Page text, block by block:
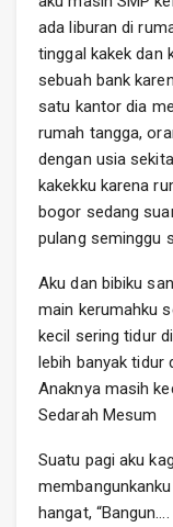
ada liburan di
tinggal kakek dan
sebuah bank
satu kantor dia
rumah tangga,
dengan usia
kakekku karena
bogor sedang
pulang seminggu
Aku dan bibiku
main kerumahku
kecil sering tidur
lebih banyak tidur
Anaknya masih
Sedarah Mesum
Suatu pagi aku
hangat,